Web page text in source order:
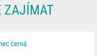
ZAJÍMAT
černá